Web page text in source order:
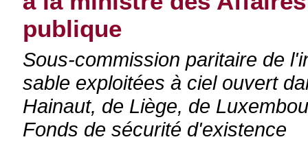
publique
Sous-commission paritaire de
sable exploitées à ciel ouvert
Hainaut, de Liège, de
Fonds de sécurité d'existence